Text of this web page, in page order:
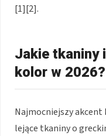
[1][2].
Jakie tkaniny
kolor w 2026?
Najmocniejszy akcent
lejące tkaniny o